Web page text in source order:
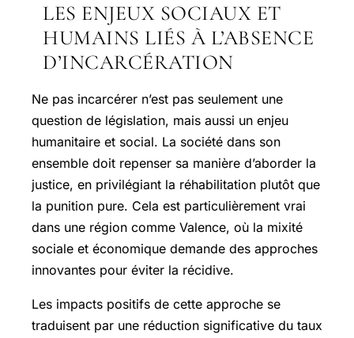
LES ENJEUX SOCIAUX ET
HUMAINS LIÉS À L’ABSENCE
D’INCARCÉRATION
Ne pas incarcérer n’est pas seulement une
question de législation, mais aussi un enjeu
humanitaire et social. La société dans son
ensemble doit repenser sa manière d’aborder la
justice, en privilégiant la réhabilitation plutôt que
la punition pure. Cela est particulièrement vrai
dans une région comme Valence, où la mixité
sociale et économique demande des approches
innovantes pour éviter la récidive.
Les impacts positifs de cette approche se
traduisent par une réduction significative du taux